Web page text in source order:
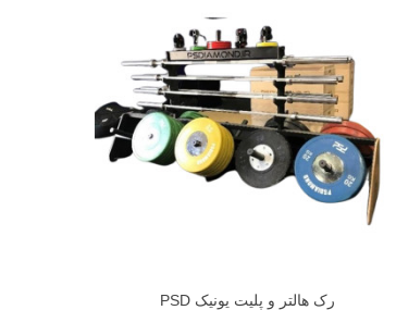
رک هالتر و پلیت یونیک PSD